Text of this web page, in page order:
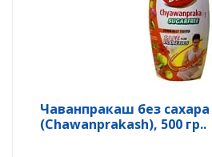
Чаванпракаш без сахара
(Chawanprakash), 500 гр..